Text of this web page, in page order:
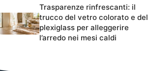
Trasparenze rinfrescanti: il
trucco del vetro colorato e del
plexiglass per alleggerire
l’arredo nei mesi caldi